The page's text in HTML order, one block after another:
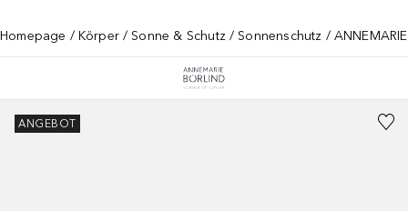
Homepage Körper Sonne & Schutz Sonnenschutz
ANGEBOT